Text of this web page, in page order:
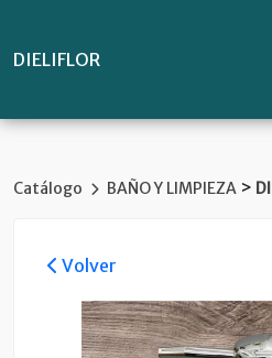
DIELIFLOR
Catálogo BAÑO Y LIMPIEZA >
Volver